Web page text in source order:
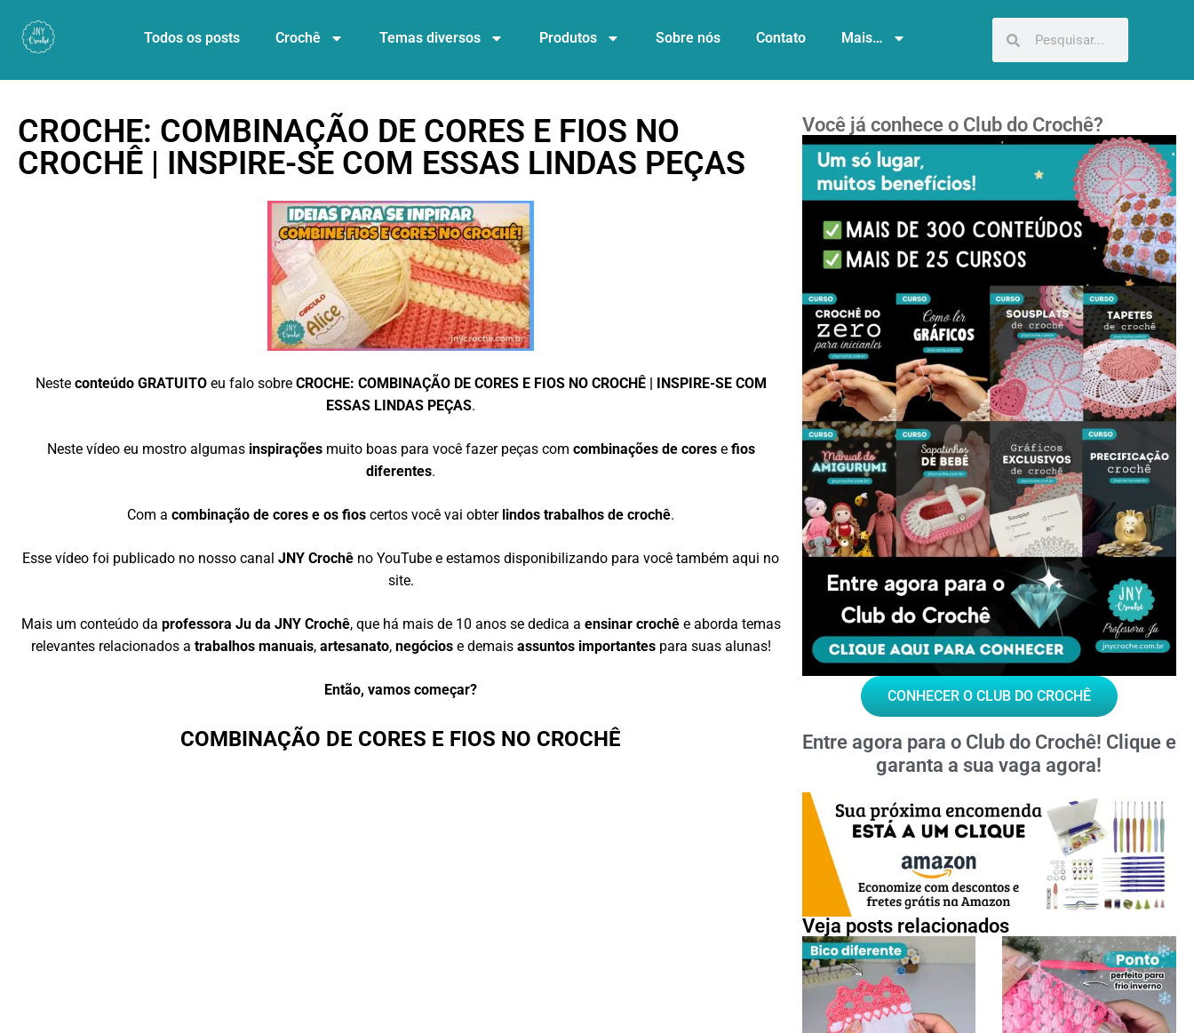
Todos os posts Crochê Temas diversos Produtos Sobre nós Contato Mais…
Você já conhece o Club do Crochê?
CONHECER O CLUB DO CROCHÊ
Entre agora para o Club do Crochê! Clique e
garanta a sua vaga agora!
Veja posts relacionados
CROCHE: COMBINAÇÃO DE CORES E FIOS NO
CROCHÊ | INSPIRE-SE COM ESSAS LINDAS PEÇAS
Neste conteúdo GRATUITOeu falo sobre CROCHE: COMBINAÇÃO DE CORES E FIOS NO CROCHÊ | INSPIRE-SE COM
ESSAS LINDAS PEÇAS.
Neste vídeo eu mostro algumas inspiraçõesmuito boas para você fazer peças com combinações de corese fios
diferentes.
Com acombinação de cores e os fios certos você vai obter lindos trabalhos de crochê.
Esse vídeo foi publicado no nosso canalJNY Crochê no YouTube e estamos disponibilizando para você também aqui no
site.
Mais um conteúdo da professora Ju da JNY Crochê, que há mais de 10 anos se dedica a ensinar crochêe aborda temas
relevantes relacionados a trabalhos manuais,artesanato, negóciose demais assuntos importantespara suas alunas!
Então, vamos começar?
COMBINAÇÃO DE CORES E FIOS NO CROCHÊ